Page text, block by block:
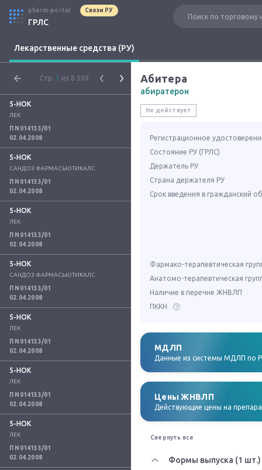
pharm-portal Связи РУ
ГРЛС
Лекарственные средства (РУ)
Стр. 1 из 8 309
5-НОК
ЛЕК
П N014133/01
02.04.2008
5-НОК
САНДОЗ ФАРМАСЬЮТИКАЛС
П N014133/01
02.04.2008
5-НОК
ЛЕК
П N014133/01
02.04.2008
5-НОК
САНДОЗ ФАРМАСЬЮТИКАЛС
П N014133/01
02.04.2008
5-НОК
ЛЕК
П N014133/01
02.04.2008
5-НОК
ЛЕК
П N014133/01
02.04.2008
5-НОК
ЛЕК
П N014133/01
02.04.2008
Абитера
абиратерон
Не действует
Регистрационное
Состояние РУ (ГРЛС)
Держатель РУ
Страна держателя РУ
Срок введения в гражданский
Фармако-терапевтическая
Анатомо-терапевтическая
Наличие в перечне ЖНВЛП
ПККН
МДЛП
Данные из системы МДЛП по
Цены ЖНВЛП
Действующие цены на
Свернуть все
Формы выпуска (1 шт.)